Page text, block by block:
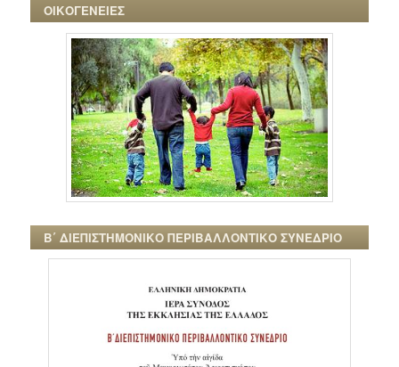
ΟΙΚΟΓΕΝΕΙΕΣ
Β΄ ΔΙΕΠΙΣΤΗΜΟΝΙΚΟ ΠΕΡΙΒΑΛΛΟΝΤΙΚΟ ΣΥΝΕΔΡΙΟ